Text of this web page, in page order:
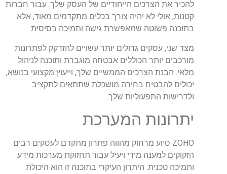
להכיר את הצרכים הייחודיים של העסק שלך. עבור חברות
קטנות, אולי לא יהיה צורך בכלים מתקדמים מאוד, אלא
בתוכנה פשוטה שמאפשרת גישה ותמיכה בסיסית.
מצד שני, עסקים גדולים יותר עשויים להזדקק לפתרונות
מורכבים יותר הכוללים אבטחה מוגברת ותוכנה לניהול
מלאי. הבנת הצרכים הממשיים שלך, וייעוץ מקצועי בנושא,
יכולים להבטיח בחירה מושכלת שתתאים לתקציב
ולדרישות התפעוליות שלך.
יתרונות המערכת
ZOHO סיוע מרחוק מהווה פתרון מתקדם לעסקים רבים
הזקוקים למענה מידי ויעיל עבור תחזוקת מערכות מידע
ותמיכה טכנית. היתרון העיקרי בתוכנה זו הוא היכולת